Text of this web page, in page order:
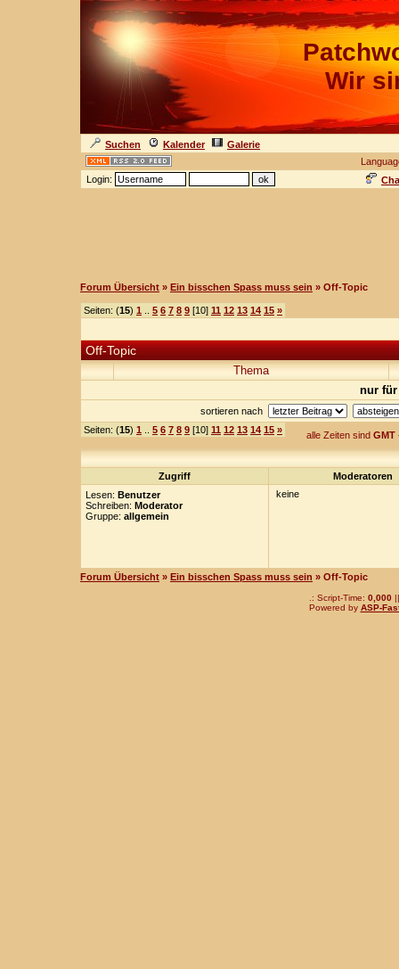
Wir
Suchen Kalender
Galerie
Login:
Forum Übersicht » Ein bisschen Spass muss sein » Off-Topic
Seiten: (15) 1 5 6 7 8 9 [10] 11 12 13 14 15 »
Off-Topic
Thema
nur für
sortieren nach
Seiten: (15) 1 5 6 7 8 9 [10] 11 12 13 14 15 » alle Zeiten sind GMT
Zugriff
Moderatoren
Lesen: Benutzer
Schreiben: Moderator
Gruppe: allgemein
keine
Forum Übersicht » Ein bisschen Spass muss sein » Off-Topic
.: Script-Time: 0,000||
Powered by ASP-